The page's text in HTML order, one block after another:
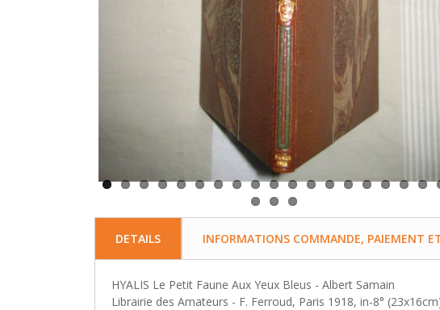
DETAILS INFORMATIONS COMMANDE, PAIEMENT
HYALIS Le Petit Faune Aux Yeux Bleus - Albert Samain
Librairie des Amateurs - F. Ferroud, Paris 1918, in-8°